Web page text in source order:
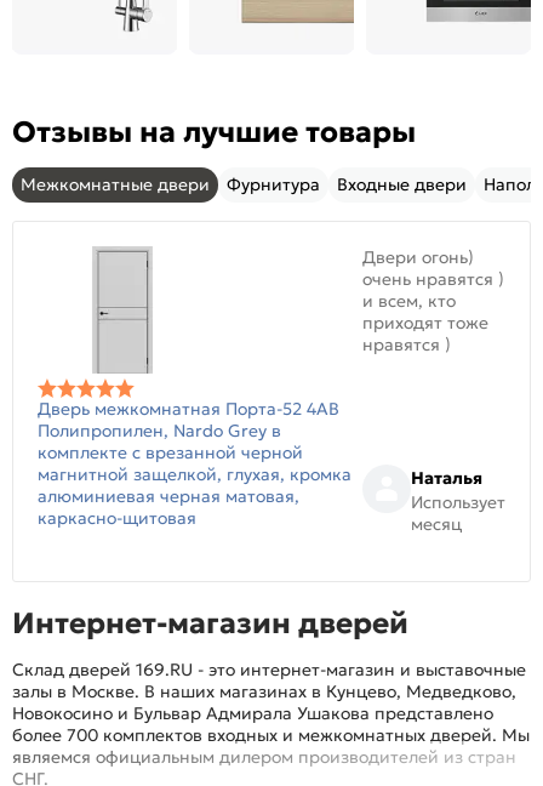
Отзывы на лучшие товары
Межкомнатные двери Фурнитура Входные двери
Дверь межкомнатная Порта-52 4AB
Полипропилен, Nardo Grey в
комплекте с врезанной черной
магнитной защелкой, глухая, кромка
алюминиевая черная матовая,
каркасно-щитовая
Двери огонь)
очень нравятся )
и всем, кто
приходят тоже
нравятся )
Наталья
Использует
месяц
Интернет-магазин дверей
Склад дверей 169.RU - это интернет-магазин и выставочные
залы в Москве. В наших магазинах в Кунцево, Медведково,
Новокосино и Бульвар Адмирала Ушакова представлено
более 700 комплектов входных и межкомнатных дверей. Мы
являемся официальным дилером производителей из стран
СНГ.